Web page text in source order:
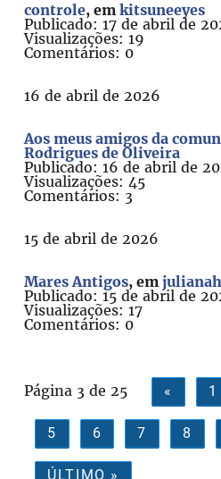
controle, emkitsuneeyes
Publicado: 17 de abril de
Visualizações: 19
Comentários: 0
16 de abril de 2026
Aos meus amigos da
Rodrigues de Oliveira
Publicado: 16 de abril de
Visualizações: 45
Comentários: 3
15 de abril de 2026
Mares Antigos, em
Publicado: 15 de abril de
Visualizações: 17
Comentários: 0
Página 3 de 25 « 1
5 6 7 8
ÚLTIMO »